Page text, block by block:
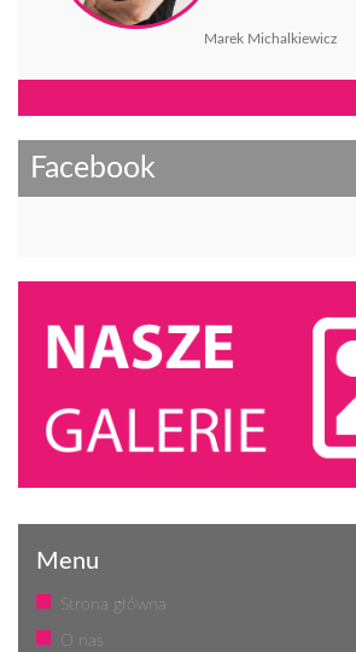
Marek Michalkiewicz
Facebook
Menu
Strona główna
O nas